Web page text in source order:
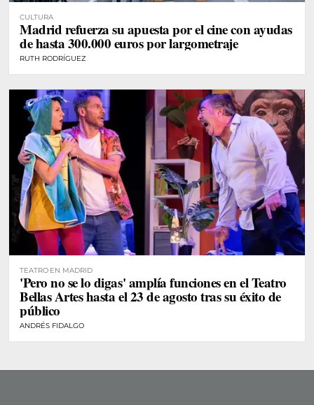
CULTURA
Madrid refuerza su apuesta por el cine con ayudas
de hasta 300.000 euros por largometraje
RUTH RODRÍGUEZ
TEATRO EN MADRID
'Pero no se lo digas' amplía funciones en el Teatro
Bellas Artes hasta el 23 de agosto tras su éxito de
público
ANDRÉS FIDALGO